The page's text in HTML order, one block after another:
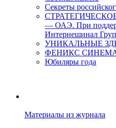
Секреты
— ОАЭ. При
Интернешинал
УНИКАЛЬНЫЕ
ФЕНИКС
Юбиляры года
Материалы из журнала